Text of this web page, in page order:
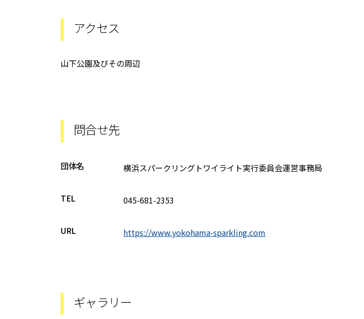
アクセス
山下公園及びその周辺
問合せ先
団体名 横浜スパークリングトワイライト実行委員会運営事務局
TEL 045-681-2353
URL https://www.yokohama-sparkling.com
ギャラリー